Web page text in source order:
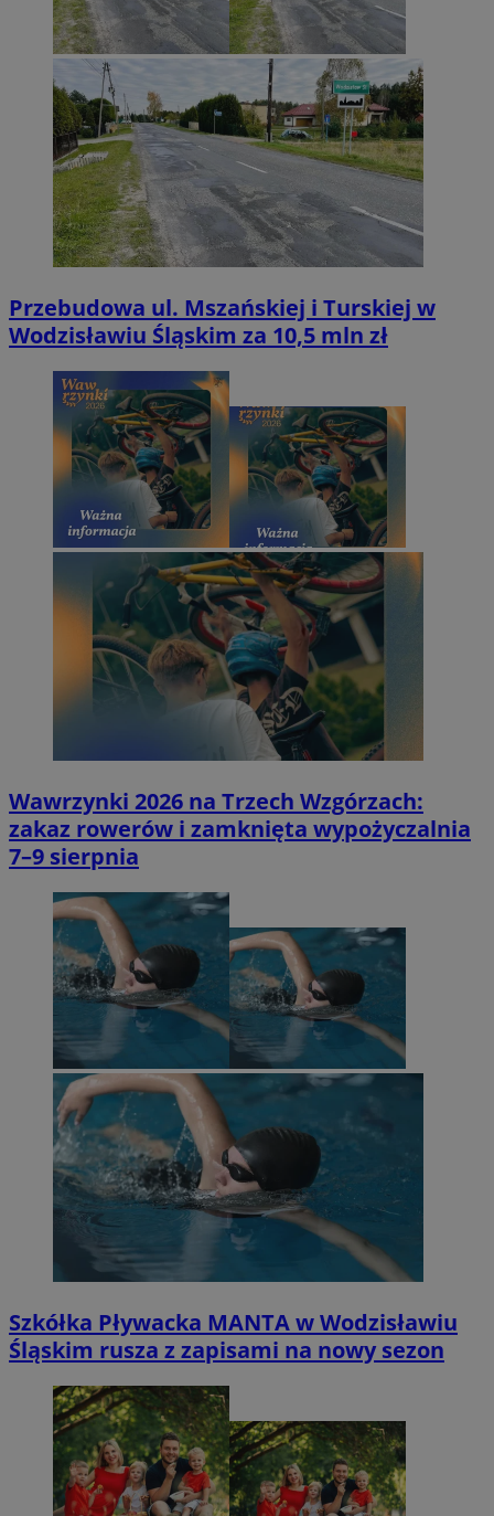
Przebudowa ul. Mszańskiej i Turskiej w
Wodzisławiu Śląskim za 10,5 mln zł
Wawrzynki 2026 na Trzech Wzgórzach:
zakaz rowerów i zamknięta wypożyczalnia
7–9 sierpnia
Szkółka Pływacka MANTA w Wodzisławiu
Śląskim rusza z zapisami na nowy sezon